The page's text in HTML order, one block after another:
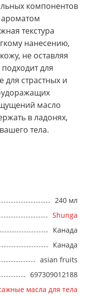
компонентов
ароматом
текстура
нанесению,
не оставляя
для
для страстных и
масло
в ладонях,
тела.
240 мл
Shunga
Канада
Канада
asian fruits
697309012188
масла для тела